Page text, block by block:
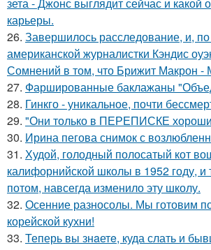
карьеры.
26. Завершилось расследование, и,
американской журналистки Кэндис
Сомнений в том, что Брижит Макрон -
27. Фаршированные баклажаны
28. Гинкго - уникальное, почти
29. "Они только в ПЕРЕПИСКЕ
30. Ирина пегова снимок с
31. Худой, голодный полосатый кот
калифорнийской школы в 1952 году, и
потом, навсегда изменило эту школу.
32. Осенние разносолы. Мы готовим
корейской кухни!
33. Теперь вы знaетe, куда слать и